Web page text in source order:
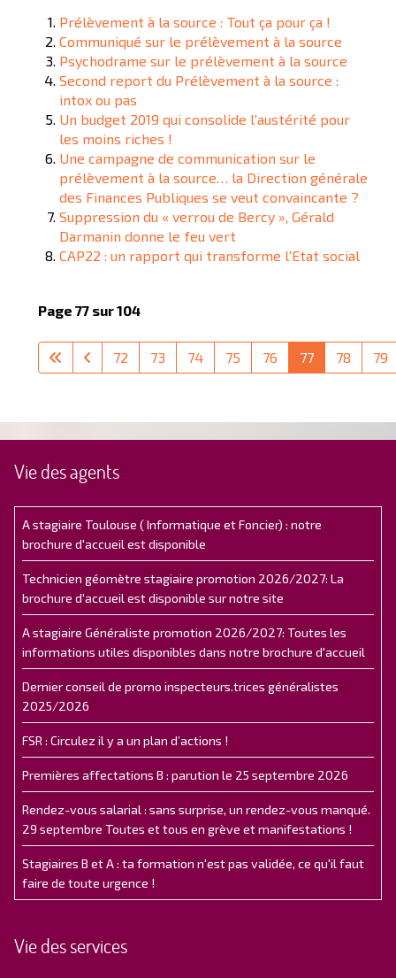
Prélèvement à la source : Tout ça pour ça !
Communiqué sur le prélèvement à la source
Psychodrame sur le prélèvement à la source
Second report du Prélèvement à la source :
intox ou pas
Un budget 2019 qui consolide l'austérité pour
les moins riches !
Une campagne de communication sur le
prélèvement à la source… la Direction générale
des Finances Publiques se veut convaincante ?
Suppression du « verrou de Bercy », Gérald
Darmanin donne le feu vert
CAP22 : un rapport qui transforme l'Etat social
Page 77 sur 104
72 73 74 75 76 77 78 79
Vie des agents
A stagiaire Toulouse ( Informatique et Foncier) : notre
brochure d'accueil est disponible
Technicien géomètre stagiaire promotion 2026/2027: La
brochure d'accueil est disponible sur notre site
A stagiaire Généraliste promotion 2026/2027: Toutes les
informations utiles disponibles dans notre brochure d'accueil
Dernier conseil de promo inspecteurs.trices généralistes
2025/2026
FSR : Circulez il y a un plan d’actions !
Premières affectations B : parution le 25 septembre 2026
Rendez-vous salarial : sans surprise, un rendez-vous manqué.
29 septembre Toutes et tous en grève et manifestations !
Stagiaires B et A : ta formation n'est pas validée, ce qu'il faut
faire de toute urgence !
Vie des services